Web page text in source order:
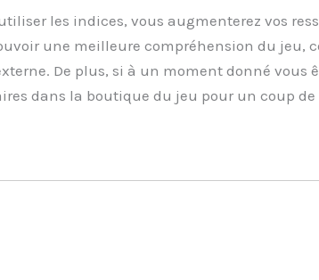
les indices, vous augmenterez vos
une meilleure compréhension du jeu,
De plus, si à un moment donné vous
dans la boutique du jeu pour un coup